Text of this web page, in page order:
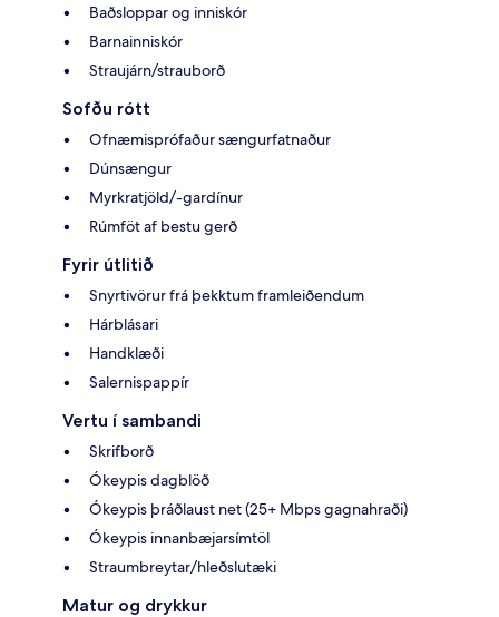
Baðsloppar og inniskór
Barnainniskór
Straujárn/strauborð
Sofðu rótt
Ofnæmisprófaður sængurfatnaður
Dúnsængur
Myrkratjöld/-gardínur
Rúmföt af bestu gerð
Fyrir útlitið
Snyrtivörur frá þekktum framleiðendum
Hárblásari
Handklæði
Salernispappír
Vertu í sambandi
Skrifborð
Ókeypis dagblöð
Ókeypis þráðlaust net (25+ Mbps gagnahraði)
Ókeypis innanbæjarsímtöl
Straumbreytar/hleðslutæki
Matur og drykkur